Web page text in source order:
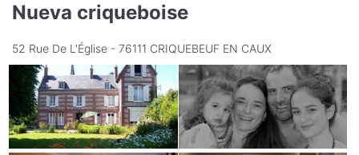
Nueva criqueboise
52 Rue De L'Église - 76111 CRIQUEBEUF EN CAUX